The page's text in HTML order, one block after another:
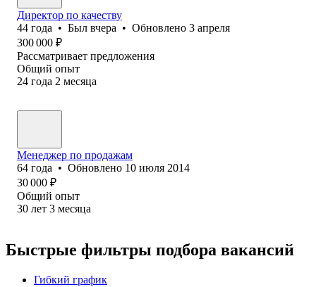
Директор по качеству
44 года • Был вчера • Обновлено 3 апреля
300 000 ₽
Рассматривает предложения
Общий опыт
24 года 2 месяца
Менеджер по продажам
64 года • Обновлено 10 июля 2014
30 000 ₽
Общий опыт
30 лет 3 месяца
Быстрые фильтры подбора вакансий
Гибкий график